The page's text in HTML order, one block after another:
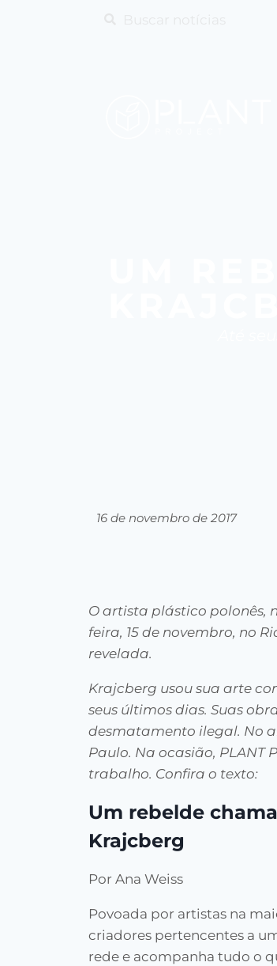
16 de novembro de 2017
O artista plástico polonês,
feira, 15 de novembro, no
revelada.
Krajcberg usou sua arte
seus últimos dias. Suas
desmatamento ilegal. No
Paulo. Na ocasião, PLANT
trabalho. Confira o texto:
Um rebelde
Krajcberg
Por Ana Weiss
Povoada por artistas na
criadores pertencentes a
rede e acompanha tudo o